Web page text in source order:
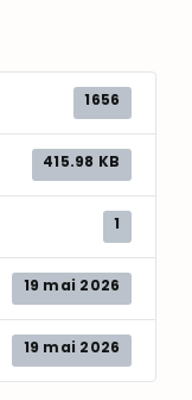
1656
415.98 KB
1
19 mai 2026
19 mai 2026